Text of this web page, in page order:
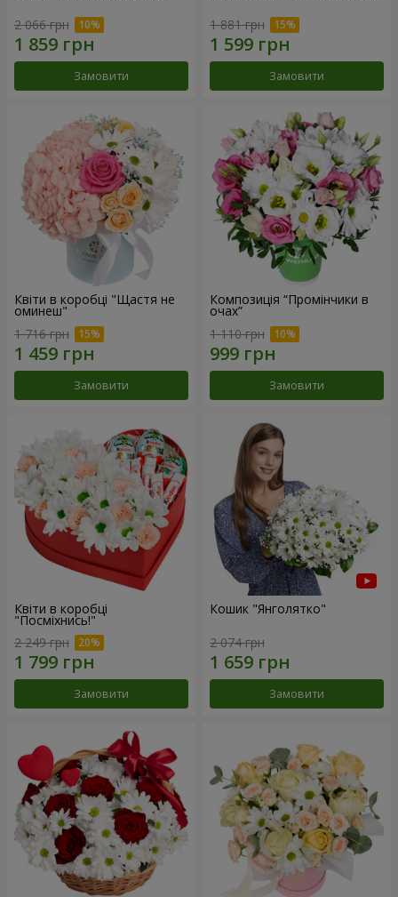
2 066 грн
Замовити
1 881 грн
Замовити
Квіти в коробці "Щастя не
оминеш"
1 716 грн
Замовити
Композиція “Промінчики в
очах”
1 110 грн
Замовити
Квіти в коробці
"Посміхнись!"
2 249 грн
Замовити
Кошик "Янголятко"
2 074 грн
Замовити